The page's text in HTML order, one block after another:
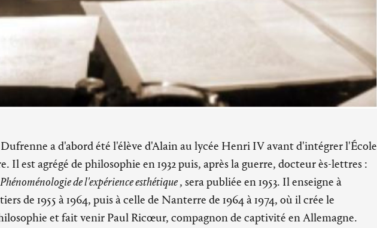
a d'abord été l'élève d'Alain au lycée Henri IV avant d'intégrer l'École
Il est agrégé de philosophie en 1932 puis, après la guerre, docteur ès-lettres :
Phénoménologie de l'expérience esthétique, sera publiée en 1953. Il enseigne à
de 1955 à 1964, puis à celle de Nanterre de 1964 à 1974, où il crée le
et fait venir Paul Ricœur, compagnon de captivité en Allemagne.